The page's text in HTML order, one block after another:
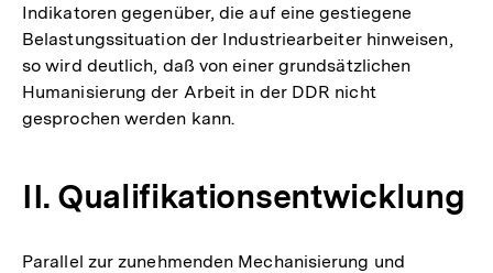
Indikatoren gegenüber, die auf eine gestiegene
Belastungssituation der Industriearbeiter hinweisen,
so wird deutlich, daß von einer grundsätzlichen
Humanisierung der Arbeit in der DDR nicht
gesprochen werden kann.
II. Qualifikationsentwicklung
Parallel zur zunehmenden Mechanisierung und